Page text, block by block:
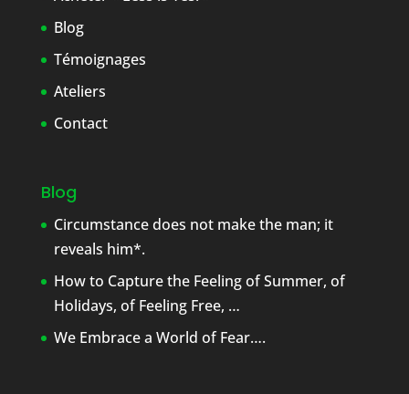
Blog
Témoignages
Ateliers
Contact
Blog
Circumstance does not make the man; it
reveals him*.
How to Capture the Feeling of Summer, of
Holidays, of Feeling Free, …
We Embrace a World of Fear….